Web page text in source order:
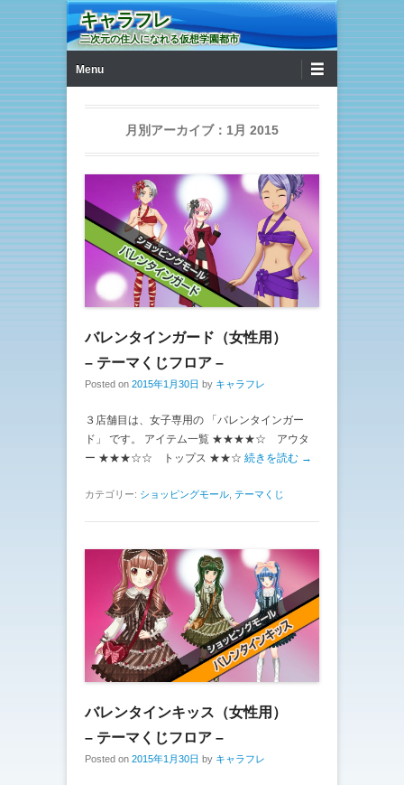
キャラフレ
二次元の住人になれる仮想学園都市
Menu
月別アーカイブ： 1月 2015
バレンタインガード（女性用）
– テーマくじフロア –
Posted on 2015年1月30日 by キャラフレ
３店舗目は、女子専用の 「バレンタインガー
ド」 です。 アイテム一覧 ★★★★☆ アウタ
ー ★★★☆☆ トップス ★★☆ 続きを読む →
カテゴリー: ショッピングモール テーマくじ
バレンタインキッス（女性用）
– テーマくじフロア –
Posted on 2015年1月30日 by キャラフレ